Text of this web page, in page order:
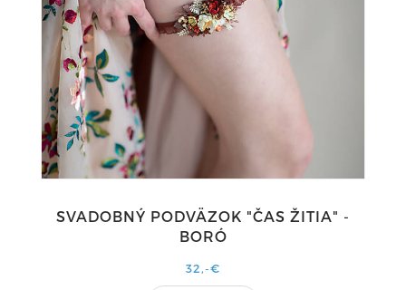
SVADOBNÝ PODVÄZOK "ČAS ŽITIA" -
BORÓ
32,-€